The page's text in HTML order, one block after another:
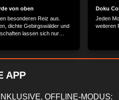
von oben
besonderen Reiz aus.
dichte Gebirgswälder und
lassen sich nur
"Die Erde von oben"
Einstellungen, wenige
Doku
Jeden
weiteren
APP
OFFLINE-MODUS: